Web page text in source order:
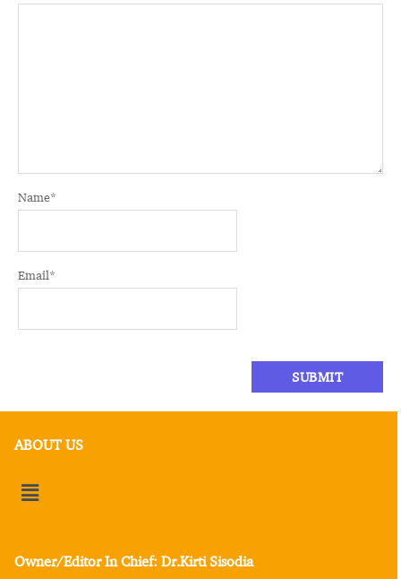
Name*
Email*
ABOUT US
Owner/Editor In Chief: Dr.Kirti Sisodia